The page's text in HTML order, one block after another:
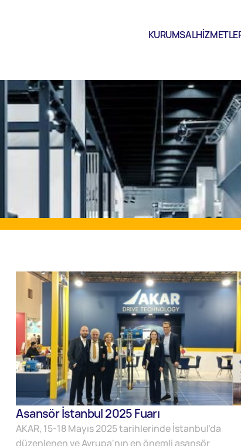
KURUMSAL
ÜRÜNLER
İNDİRMELER
TR
Asansör İstanbul 2025 Fuarı
AKAR, 15-18 Mayıs 2025 tarihlerinde İstanbul’da
düzenlenen ve Avrupa'nın en önemli asansör